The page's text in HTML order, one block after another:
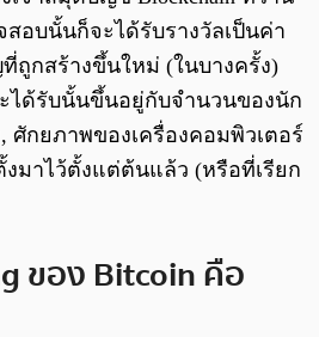
อบนั้นก็จะได้รับรางวัลเป็นค่า
ถูกสร้างขึ้นใหม่ (ในบางครั้ง)
ได้รับนั้นขึ้นอยู่กับจำนวนของนัก
ศักยภาพของเครื่องคอมพิวเตอร์
มาไว้ตั้งแต่ต้นแล้ว (หรือที่เรียก
ของ Bitcoin คือ